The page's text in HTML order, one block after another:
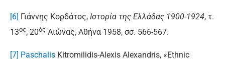
[6] Γιάννης Κορδάτος, Ιστορία της Ελλάδας 1900-1924, τ.
13ος, 20ός Αιώνας, Αθήνα 1958, σσ. 566-567.
[7] Paschalis Kitromilidis-Alexis Alexandris, «Ethnic